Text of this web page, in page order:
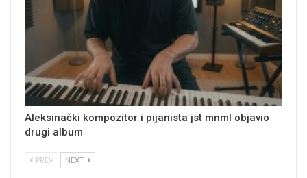
Aleksinački kompozitor i pijanista jst mnml objavio
drugi album
PREV NEXT